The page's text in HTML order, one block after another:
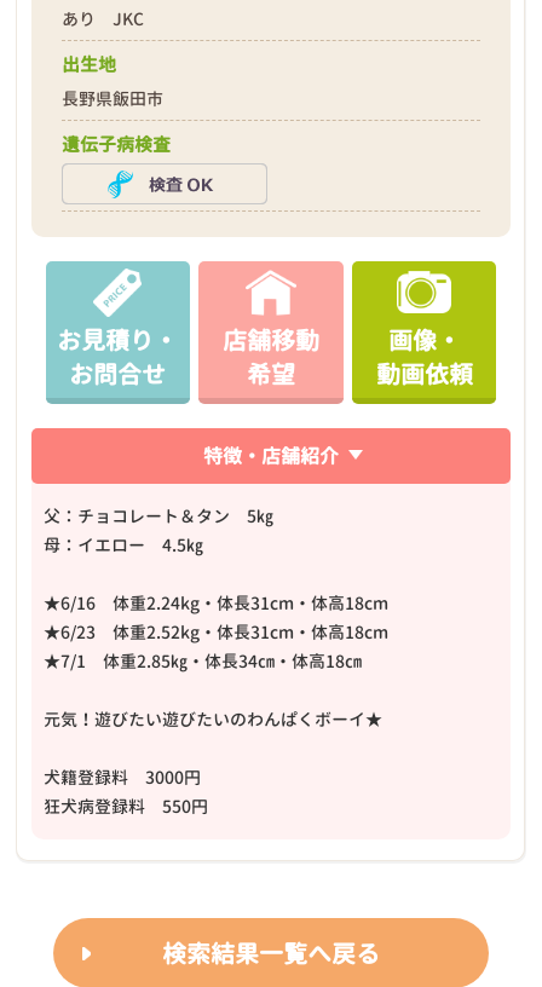
あり JKC
出生地
長野県飯田市
遺伝子病検査
お見積り・
お問合せ
店舗移動
希望
画像・
動画依頼
特徴・店舗紹介
父：チョコレート＆タン 5㎏
母：イエロー 4.5㎏
★6/16 体重2.24kg・体長31cm・体高18cm
★6/23 体重2.52kg・体長31cm・体高18cm
★7/1 体重2.85㎏・体長34㎝・体高18㎝
元気！遊びたい遊びたいのわんぱくボーイ★
犬籍登録料 3000円
狂犬病登録料 550円
検索結果一覧へ戻る